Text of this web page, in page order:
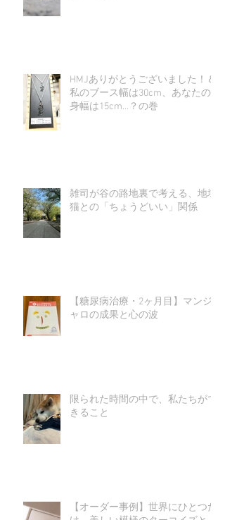
HMJありがとうございました！＆
私のブース幅は30cm、あなたの
身幅は15cm…？の巻
雑司が谷の路地裏で考える、地域
猫との「ちょうどいい」関係
【糖尿病治療・2ヶ月目】マンジ
ャロの成果と心の波
限られた時間の中で、私たちがで
きること
【オーダー事例】世界にひとつだ